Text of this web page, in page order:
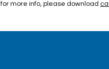
for more info, please download